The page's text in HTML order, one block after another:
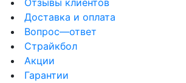
Отзывы клиентов
Доставка и оплата
Вопрос—ответ
Страйкбол
Акции
Гарантии